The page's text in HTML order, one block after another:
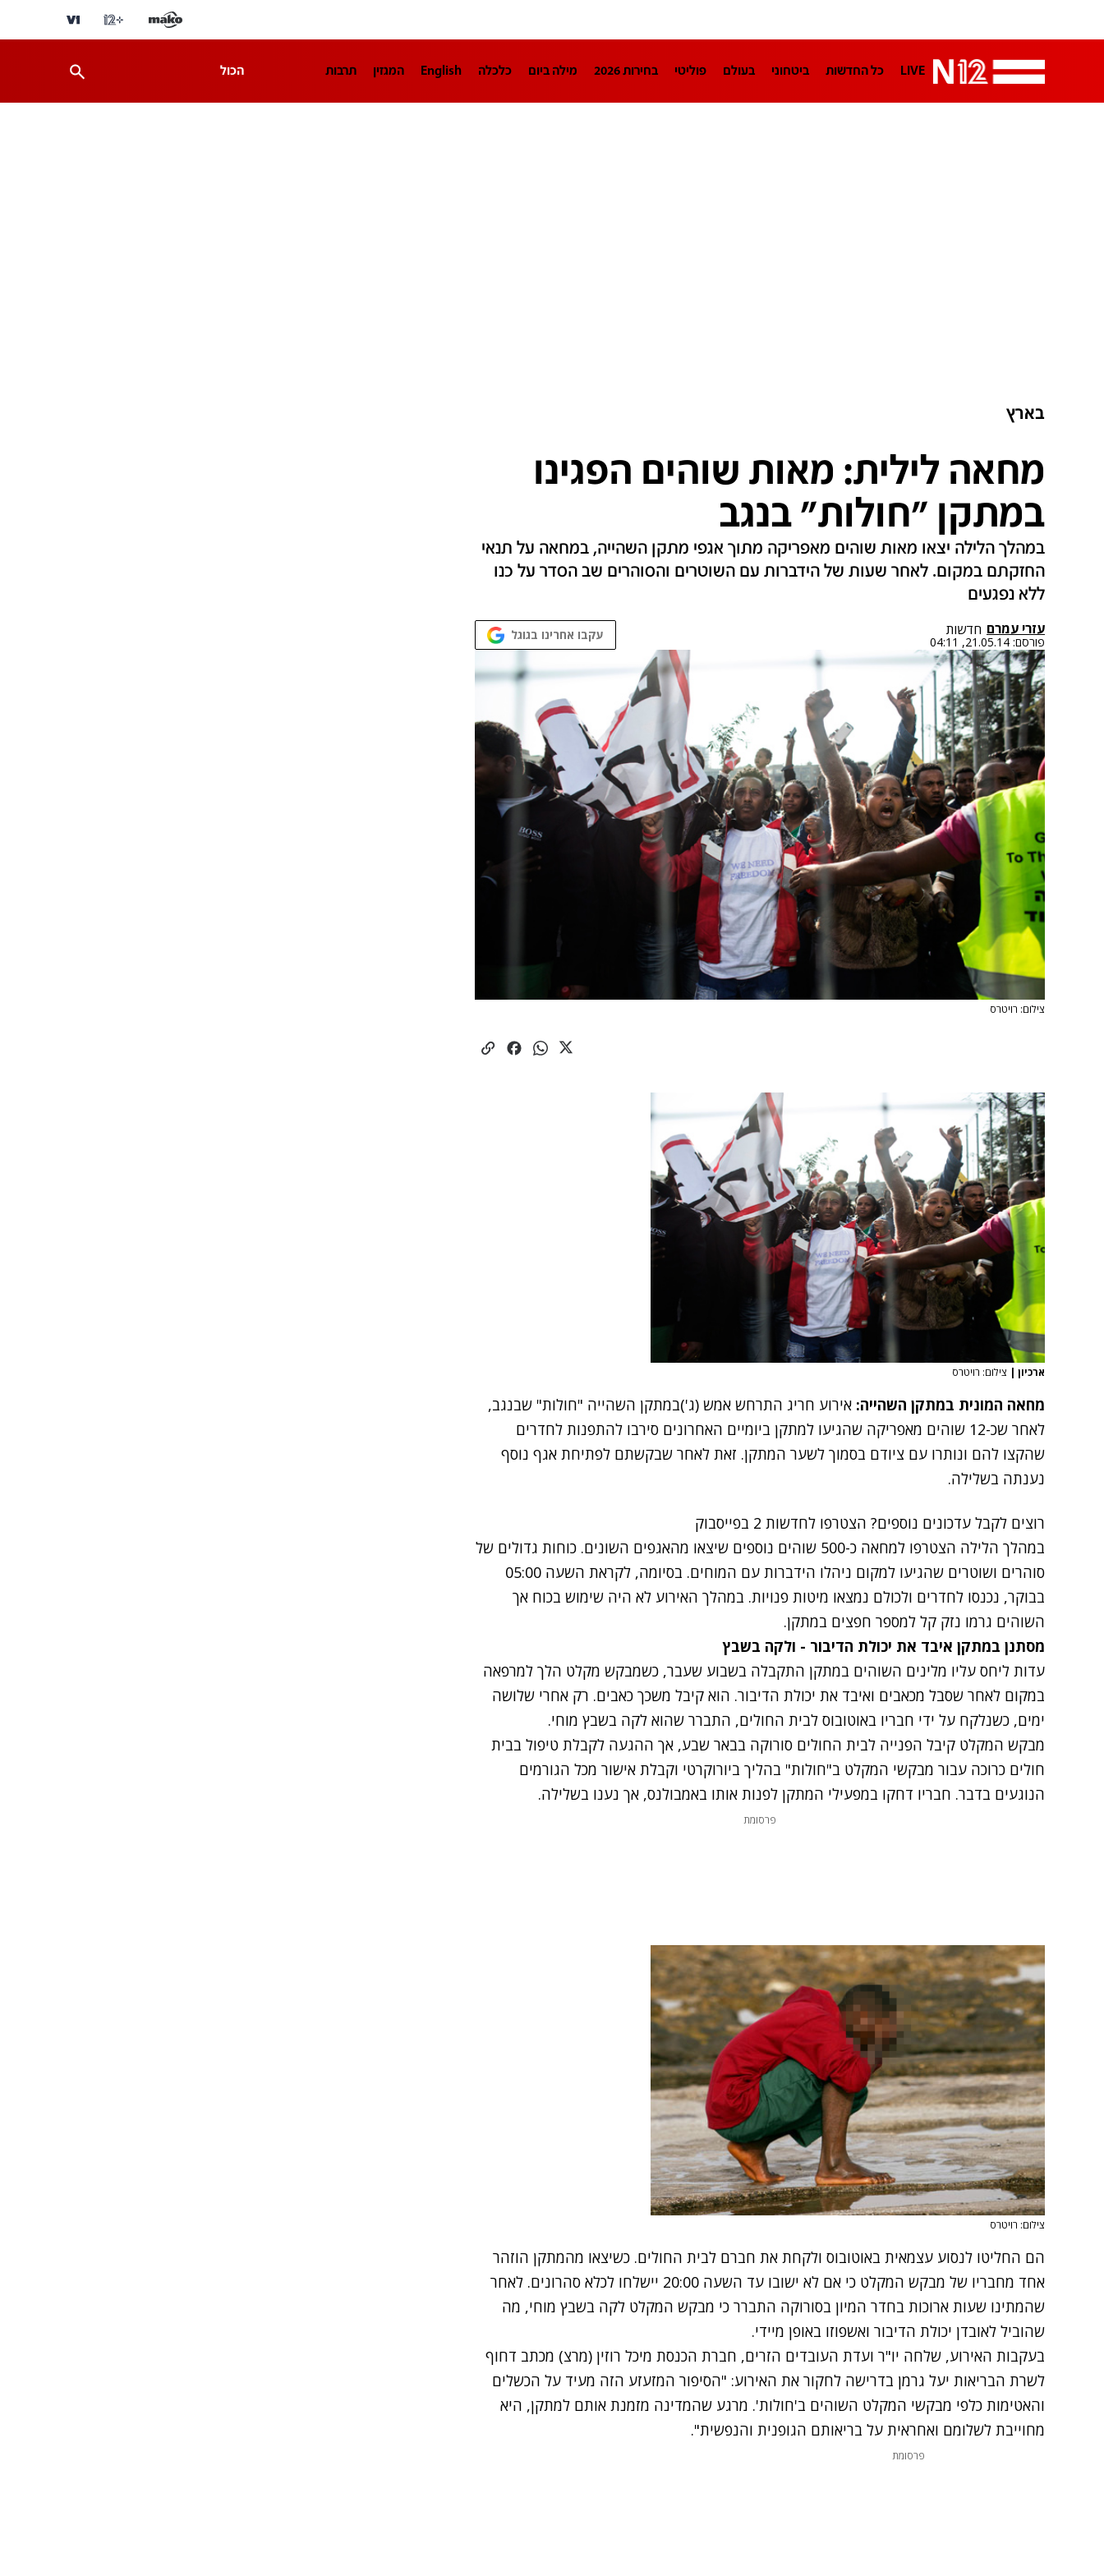
LIVE כל החדשות ביטחוני בעולם פוליטי בחירות 2026 מילה ביום כלכלה English המגזין תרבות הכול
בארץ
מחאה לילית: מאות שוהים הפגינו
במתקן "חולות" בנגב
במהלך הלילה יצאו מאות שוהים מאפריקה מתוך אגפי מתקן השהייה, במחאה על תנאי
החזקתם במקום. לאחר שעות של הידברות עם השוטרים והסוהרים שב הסדר על כנו
ללא נפגעים
עזרי עמרם חדשות
פורסם: 21.05.14, 04:11 עקבו אחרינו בגוגל
צילום: רויטרס
ארכיון | צילום: רויטרס
מחאה המונית במתקן השהייה: אירוע חריג התרחש אמש (ג')במתקן השהייה "חולות" שבנגב,
לאחר שכ-12 שוהים מאפריקה שהגיעו למתקן ביומיים האחרונים סירבו להתפנות לחדרים
שהקצו להם ונותרו עם ציודם בסמוך לשער המתקן. זאת לאחר שבקשתם לפתיחת אגף נוסף
נענתה בשלילה.
רוצים לקבל עדכונים נוספים? הצטרפו לחדשות 2 בפייסבוק
במהלך הלילה הצטרפו למחאה כ-500 שוהים נוספים שיצאו מהאגפים השונים. כוחות גדולים של
סוהרים ושוטרים שהגיעו למקום ניהלו הידברות עם המוחים. בסיומה, לקראת השעה 05:00
בבוקר, נכנסו לחדרים ולכולם נמצאו מיטות פנויות. במהלך האירוע לא היה שימוש בכוח אך
השוהים גרמו נזק קל למספר חפצים במתקן.
מסתנן במתקן איבד את יכולת הדיבור - ולקה בשבץ
עדות ליחס עליו מלינים השוהים במתקן התקבלה בשבוע שעבר, כשמבקש מקלט הלך למרפאה
במקום לאחר שסבל מכאבים ואיבד את יכולת הדיבור. הוא קיבל משכך כאבים. רק אחרי שלושה
ימים, כשנלקח על ידי חבריו באוטובוס לבית החולים, התברר שהוא לקה בשבץ מוחי.
מבקש המקלט קיבל הפנייה לבית החולים סורוקה בבאר שבע, אך ההגעה לקבלת טיפול בבית
חולים כרוכה עבור מבקשי המקלט ב"חולות" בהליך ביורוקרטי וקבלת אישור מכל הגורמים
הנוגעים בדבר. חבריו דחקו במפעילי המתקן לפנות אותו באמבולנס, אך נענו בשלילה.
פרסומת
צילום: רויטרס
הם החליטו לנסוע עצמאית באוטובוס ולקחת את חברם לבית החולים. כשיצאו מהמתקן הוזהר
אחד מחבריו של מבקש המקלט כי אם לא ישובו עד השעה 20:00 יישלחו לכלא סהרונים. לאחר
שהמתינו שעות ארוכות בחדר המיון בסורוקה התברר כי מבקש המקלט לקה בשבץ מוחי, מה
שהוביל לאובדן יכולת הדיבור ואשפוזו באופן מיידי.
בעקבות האירוע, שלחה יו"ר ועדת העובדים הזרים, חברת הכנסת מיכל רוזין (מרצ) מכתב דחוף
לשרת הבריאות יעל גרמן בדרישה לחקור את האירוע: "הסיפור המזעזע הזה מעיד על הכשלים
והאטימות כלפי מבקשי המקלט השוהים ב'חולות'. מרגע שהמדינה מזמנת אותם למתקן, היא
מחוייבת לשלומם ואחראית על בריאותם הגופנית והנפשית".
פרסומת